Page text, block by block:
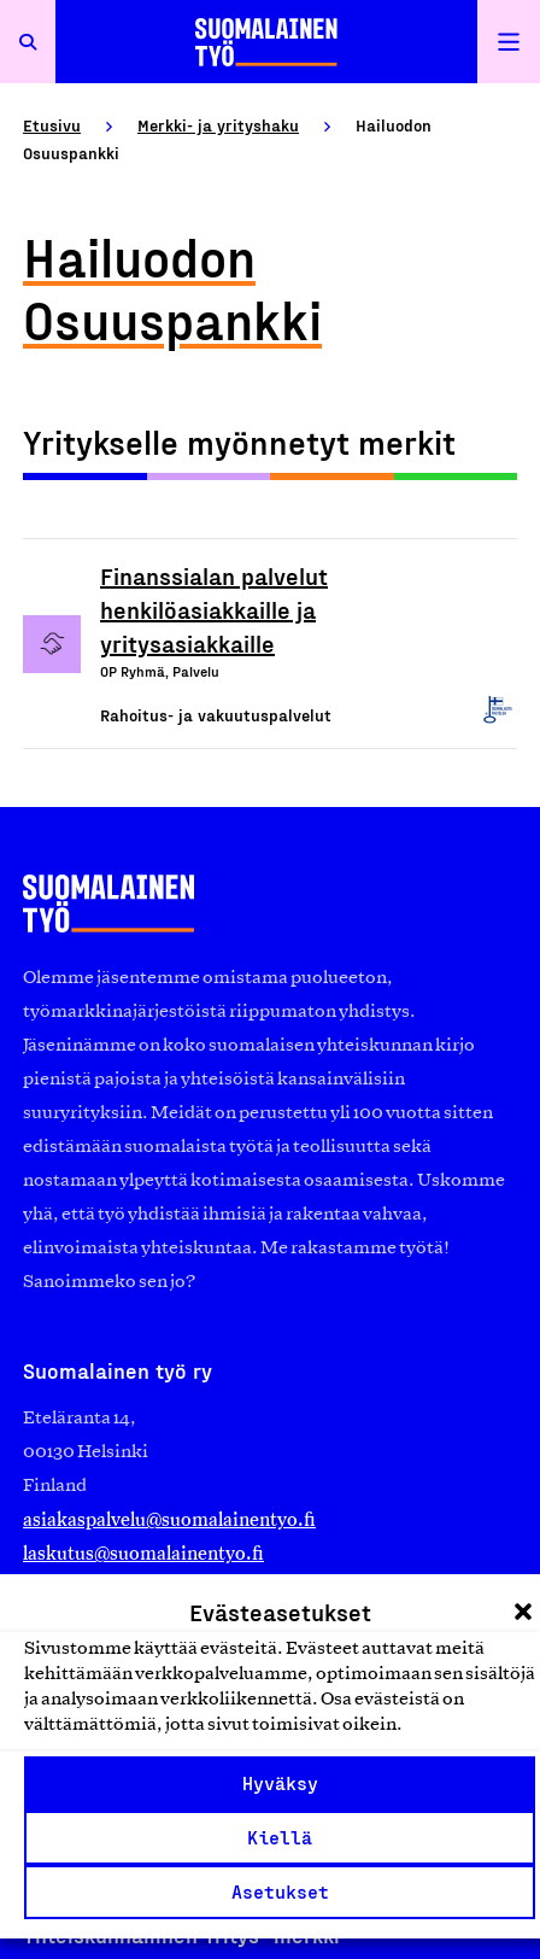
Evästeasetukset
Sivustomme käyttää evästeitä. Evästeet auttavat meitä
kehittämään verkkopalveluamme, optimoimaan sen sisältöjä
ja analysoimaan verkkoliikennettä. Osa evästeistä on
välttämättömiä, jotta sivut toimisivat oikein.
Hyväksy
Kiellä
Asetukset
Etusivu Merkki- ja yrityshaku
Hailuodon
Osuuspankki
Hailuodon
Osuuspankki
Yritykselle myönnetyt merkit
Finanssialan palvelut
henkilöasiakkaille ja
yritysasiakkaille
OP Ryhmä, Palvelu
Rahoitus- ja vakuutuspalvelut
Olemme jäsentemme omistama puolueeton,
työmarkkinajärjestöistä riippumaton yhdistys.
Jäseninämme on koko suomalaisen yhteiskunnan kirjo
pienistä pajoista ja yhteisöistä kansainvälisiin
suuryrityksiin. Meidät on perustettu yli 100 vuotta sitten
edistämään suomalaista työtä ja teollisuutta sekä
nostamaan ylpeyttä kotimaisesta osaamisesta. Uskomme
yhä, että työ yhdistää ihmisiä ja rakentaa vahvaa,
elinvoimaista yhteiskuntaa. Me rakastamme työtä!
Sanoimmeko sen jo?
Suomalainen työ ry
Eteläranta 14,
00130 Helsinki
Finland
asiakaspalvelu@suomalainentyo.fi
laskutus@suomalainentyo.fi
Avainlippu
Design From Finland
Yhteiskunnallinen Yritys -merkki